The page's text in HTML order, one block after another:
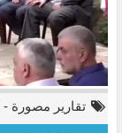
تقارير مصورة -